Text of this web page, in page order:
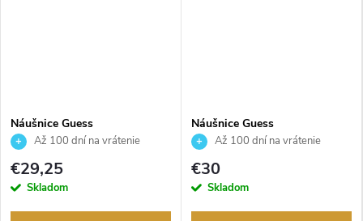
Náušnice Guess
JUBE04070JWRHT
Až 100 dní na vrátenie
tovaru. Autorizovaný predajca.
€29,25
Skladom
Náušnice Guess
JUBE04612JWRHT
Až 100 dní na vrátenie
tovaru. Autorizovaný predajca.
€30
Skladom